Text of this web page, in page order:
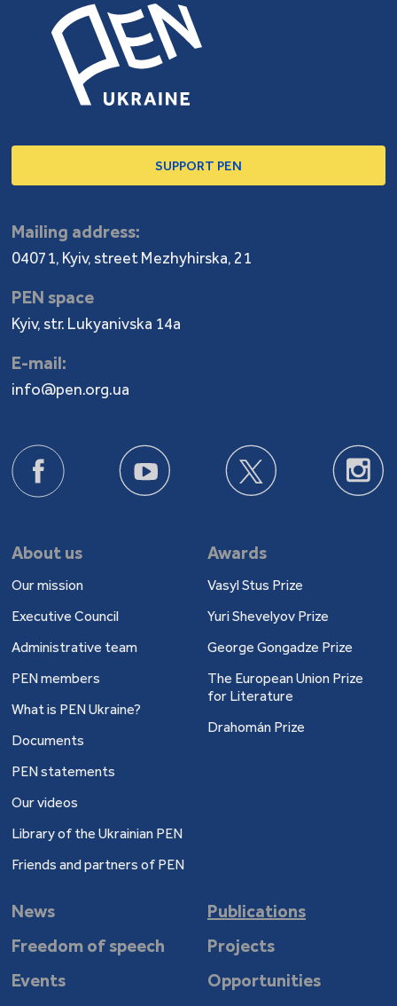
SUPPORT PEN
Mailing address:
04071, Kyiv, street Mezhyhirska, 21
PEN space
Kyiv, str. Lukyanivska 14a
E-mail:
info@pen.org.ua
About us
Our mission
Executive Council
Administrative team
PEN members
What is PEN Ukraine?
Documents
PEN statements
Our videos
Library of the Ukrainian PEN
Friends and partners of PEN
Awards
Vasyl Stus Prize
Yuri Shevelyov Prize
George Gongadze Prize
The European Union Prize
for Literature
Drahomán Prize
News
Publications
Freedom of speech
Projects
Events
Opportunities